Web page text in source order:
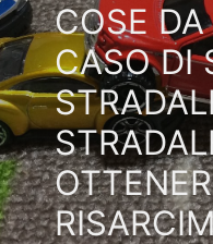
COSE
CASO DI